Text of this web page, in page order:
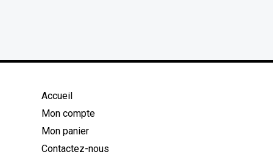
Accueil
Mon compte
Mon panier
Contactez-nous